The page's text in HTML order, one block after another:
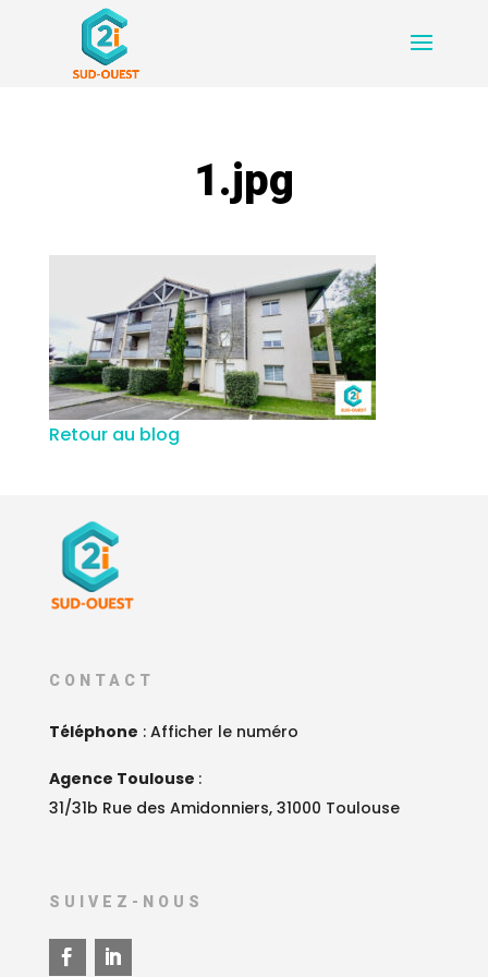
1.jpg
Retour au blog
CONTACT
Téléphone : Afficher le numéro
Agence Toulouse :
31/31b Rue des Amidonniers, 31000 Toulouse
SUIVEZ-NOUS